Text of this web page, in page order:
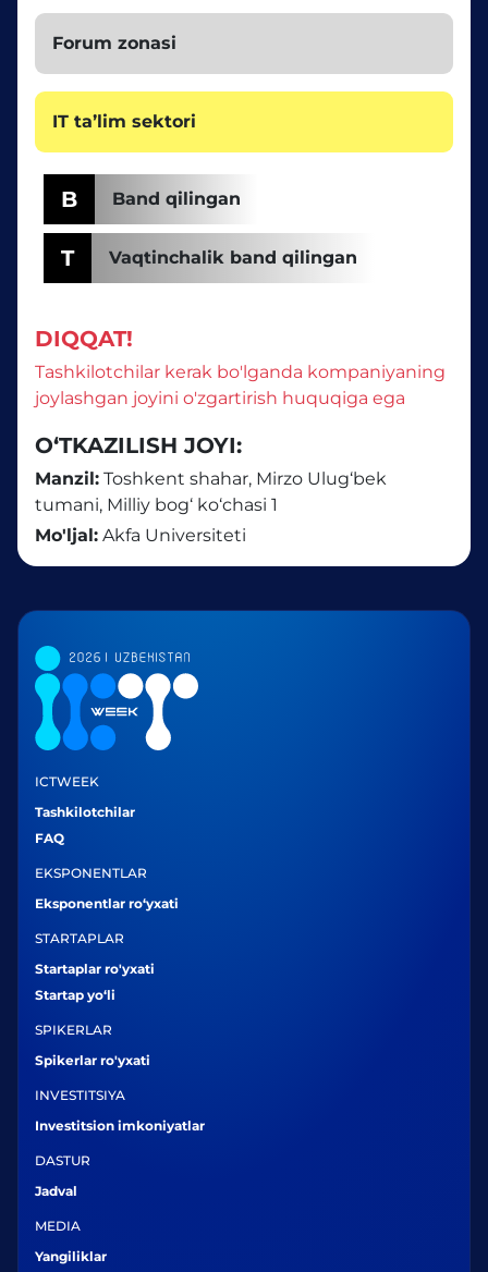
Forum zonasi
IT taʼlim sektori
B Band qilingan
T Vaqtinchalik band qilingan
DIQQAT!
Tashkilotchilar kerak bo'lganda kompaniyaning
joylashgan joyini o'zgartirish huquqiga ega
O‘TKAZILISH JOYI:
Manzil: Toshkent shahar, Mirzo Ulug‘bek
tumani, Milliy bog‘ ko‘chasi 1
Mo'ljal: Akfa Universiteti
ICTWEEK
Tashkilotchilar
FAQ
EKSPONENTLAR
Eksponentlar ro‘yxati
STARTAPLAR
Startaplar ro'yxati
Startap yo‘li
SPIKERLAR
Spikerlar ro'yxati
INVESTITSIYA
Investitsion imkoniyatlar
DASTUR
Jadval
MEDIA
Yangiliklar